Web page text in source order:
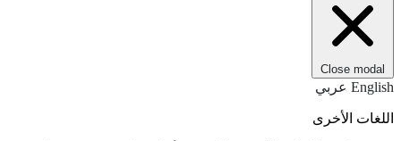
Close modal
English عربي
اللغات الأخرى